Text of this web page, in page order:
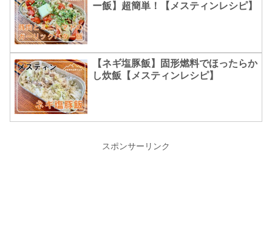
ー飯】超簡単！【メスティンレシピ】
【ネギ塩豚飯】固形燃料でほったらか
し炊飯【メスティンレシピ】
スポンサーリンク